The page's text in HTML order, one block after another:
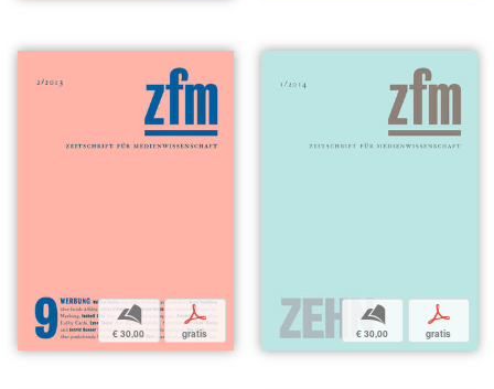
b
€ 30,00
p
gratis
b
€ 30,00
p
gratis